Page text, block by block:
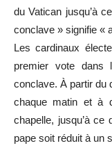
du Vatican jusqu’à
conclave » signifie «
Les cardinaux
premier vote dans
conclave. À partir du
chaque matin et à
chapelle, jusqu’à
pape soit réduit à un